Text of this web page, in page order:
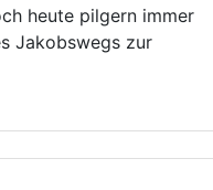
heute pilgern immer
Jakobswegs zur